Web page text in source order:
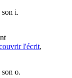
son i.
l'écrit,
o.